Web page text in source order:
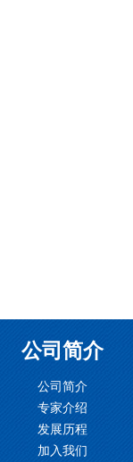
公司简介
公司简介
专家介绍
发展历程
加入我们